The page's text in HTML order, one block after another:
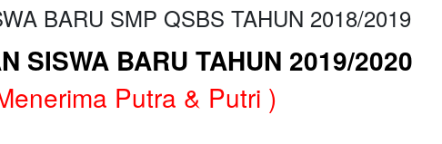
BARU SMP QSBS TAHUN 2018/2019
SISWA BARU TAHUN 2019/2020
Putra & Putri )